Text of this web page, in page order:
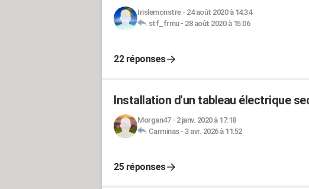
Irislemonstre- 24 août 2020 à 14:34
stf_frmu- 28 août 2020 à 15:06
22 réponses
Installation d'un tableau électrique
Morgan47- 2 janv. 2020 à 17:18
Carminas- 3 avr. 2026 à 11:52
25 réponses